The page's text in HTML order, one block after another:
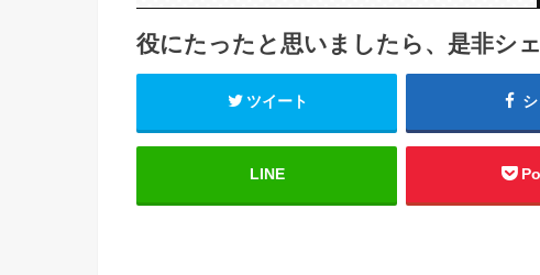
役にたったと思いましたら、是非シ
ツイート
LINE